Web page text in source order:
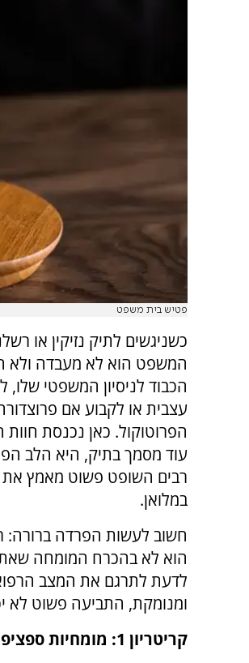
פטיש בית משפט
כשניגשים לתיק נזיקין או
המשפט הוא לא מעבדה ולא
הכבוד לניסיון המשפטי
עצבית או לקבוע אם
הפרוטוקול. כאן נכנסת
עוד מסמך בתיק, היא הלב
רבים השופט פשוט מאמץ
במלואן.
חשוב לעשות הפרדה ברורה:
הוא לא בהכרח המומחה
לדעת לתרגם את המצב
ומנומקת, התביעה פשוט לא
קריטריון 1: מומחיות ספציפית וממוקדת